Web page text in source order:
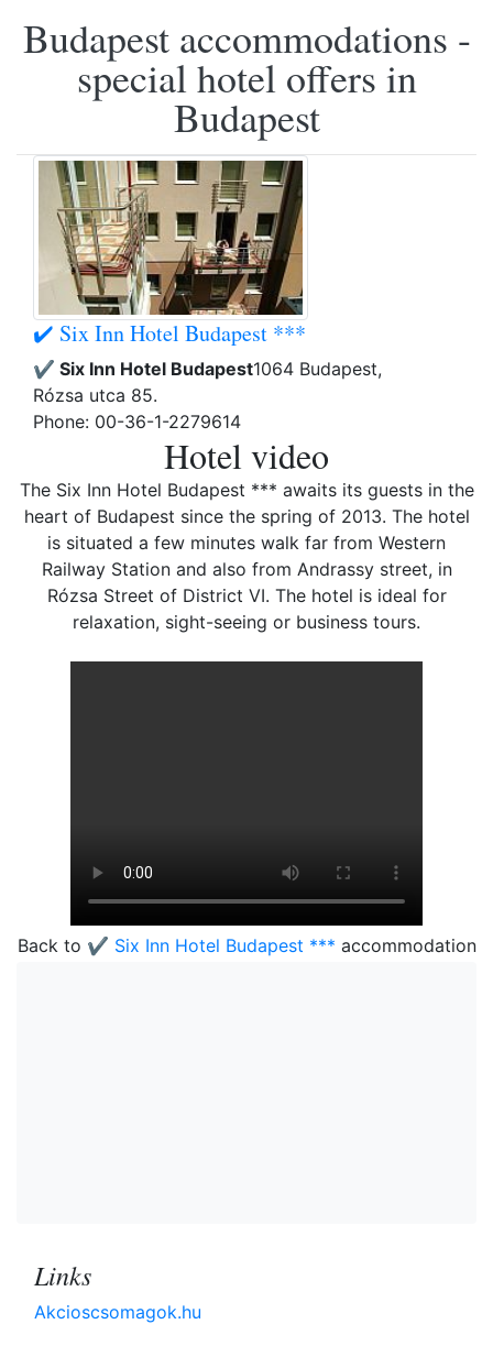
Budapest accommodations -
special hotel offers in
Budapest
✔️ Six Inn Hotel Budapest ***
✔️ Six Inn Hotel Budapest1064 Budapest,
Rózsa utca 85.
Phone: 00-36-1-2279614
Hotel video
The Six Inn Hotel Budapest *** awaits its guests in the
heart of Budapest since the spring of 2013. The hotel
is situated a few minutes walk far from Western
Railway Station and also from Andrassy street, in
Rózsa Street of District VI. The hotel is ideal for
relaxation, sight-seeing or business tours.
Back to ✔️ Six Inn Hotel Budapest *** accommodation
Links
Akcioscsomagok.hu